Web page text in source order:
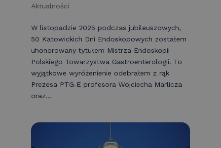
Aktualności
W listopadzie 2025 podczas jubileuszowych,
50 Katowickich Dni Endoskopowych zostałem
uhonorowany tytułem Mistrza Endoskopii
Polskiego Towarzystwa Gastroenterologii. To
wyjątkowe wyróżenienie odebrałem z rąk
Prezesa PTG‑E profesora Wojciecha Marlicza
oraz...